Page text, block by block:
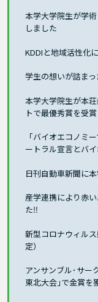
本学大学院生が学
しました
KDDIと地域活性化
学生の想いが詰ま
本学大学院生が本
トで最優秀賞を受
「バイオエコノミ
ートラル宣言とバ
日刊自動車新聞に
産学連携により赤
た‼
新型コロナウィル
定）
アンサンブル･サー
東北大会｣で金賞を